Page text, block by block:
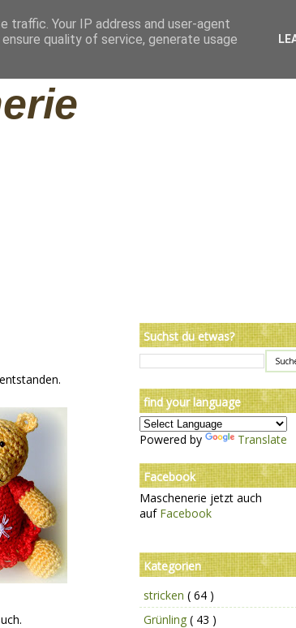
Suchst du etwas?
find your language
Powered by Translate
Facebook
Maschenerie jetzt auch
auf Facebook
Kategorien
stricken ( 64 )
Grünling ( 43 )
traffic. Your IP address and user-agent
quality of service, generate usage